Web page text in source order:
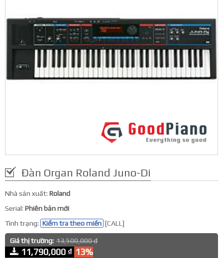
Đàn Organ Roland Juno-Di
Nhà sản xuất: Roland
Serial: Phiên bản mới
Tình trạng: Kiểm tra theo miền [CALL]
Giá thị trường: 13,500,000 đ
11,790,000 ₫ 13%